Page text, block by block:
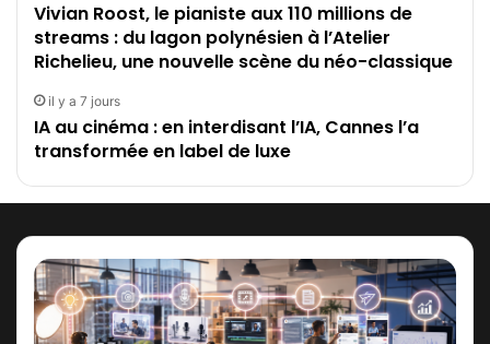
Vivian Roost, le pianiste aux 110 millions de
streams : du lagon polynésien à l’Atelier
Richelieu, une nouvelle scène du néo-classique
il y a 7 jours
IA au cinéma : en interdisant l’IA, Cannes l’a
transformée en label de luxe